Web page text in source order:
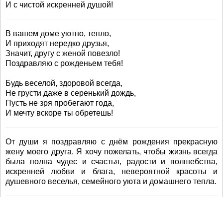
И с чистой искренней душой!
В вашем доме уютно, тепло,
И приходят нередко друзья,
Значит, другу с женой повезло!
Поздравляю с рожденьем тебя!
Будь веселой, здоровой всегда,
Не грусти даже в серенький дождь,
Пусть не зря пробегают года,
И мечту вскоре ты обретешь!
От души я поздравляю с днём рождения прекрасную
жену моего друга. Я хочу пожелать, чтобы жизнь всегда
была полна чудес и счастья, радости и волшебства,
искренней любви и блага, невероятной красоты и
душевного веселья, семейного уюта и домашнего тепла.